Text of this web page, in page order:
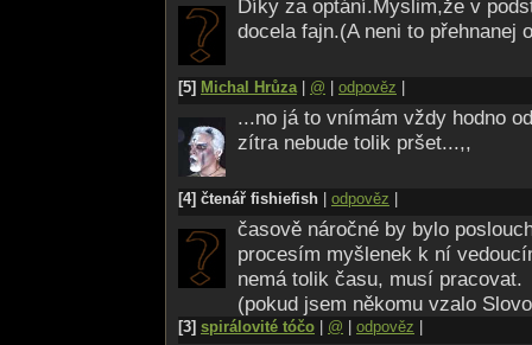
Díky za optání.Myslim,že v
docela fajn.(A neni to přehnanej
[5] Michal Hrůza| @ odpověz
...no já to vnímám vždy hodno
zítra nebude tolik pršet...,,
[4] čtenář fishiefish odpověz
časově náročné by bylo
procesím myšlenek k ní
nemá tolik času, musí pracovat.
(pokud jsem někomu vzalo
[3] spirálovité tóčo @ odpověz